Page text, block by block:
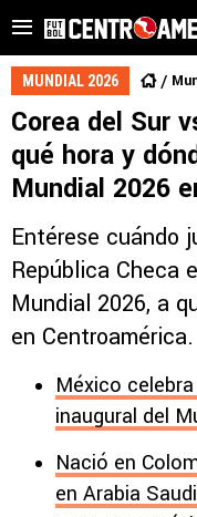
MUNDIAL 2026
Corea del Sur
qué hora y
Mundial 2026
Entérese cuándo
República Checa
Mundial 2026, a
en Centroamérica.
México
inaugural del
Nació en
en Arabia